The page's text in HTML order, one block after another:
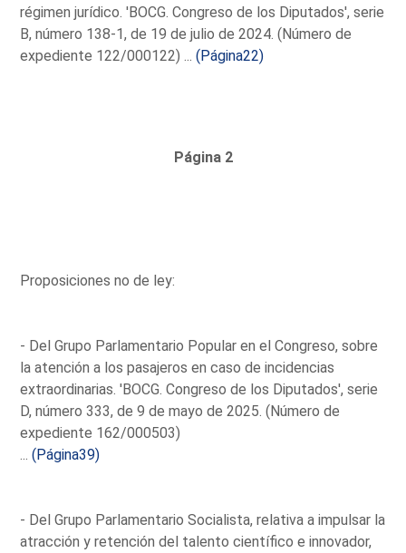
régimen jurídico. 'BOCG. Congreso de los Diputados', serie
B, número 138-1, de 19 de julio de 2024. (Número de
expediente 122/000122) ...(Página22)
Página 2
Proposiciones no de ley:
- Del Grupo Parlamentario Popular en el Congreso, sobre
la atención a los pasajeros en caso de incidencias
extraordinarias. 'BOCG. Congreso de los Diputados', serie
D, número 333, de 9 de mayo de 2025. (Número de
expediente 162/000503)
...(Página39)
- Del Grupo Parlamentario Socialista, relativa a impulsar la
atracción y retención del talento científico e innovador,